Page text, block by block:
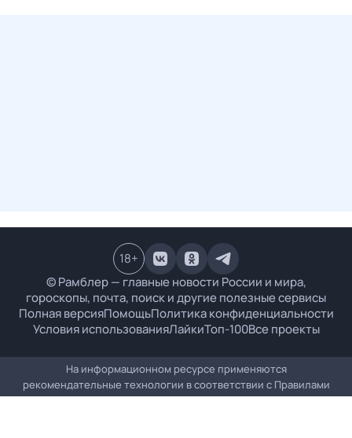
© Рамблер — главные новости России и мира,
гороскопы, почта, поиск и другие полезные сервисы
Полная версияПомощьПолитика конфиденциальности
Условия использованияЛайкиТоп-100Все проекты
18+
На информационном ресурсе применяются
рекомендательные технологии в соответствии с Правилами